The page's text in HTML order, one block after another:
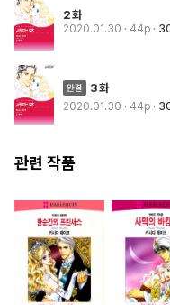
2화
2020.01.30 · 44p
3화
2020.01.30 · 44p
관련 작품